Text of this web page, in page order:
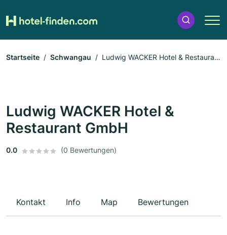
Startseite Schwangau
Ludwig WACKER Hotel & Restaurant
Ludwig WACKER Hotel &
Restaurant GmbH
0.0 (0 Bewertungen)
Kontakt Info Map Bewertungen